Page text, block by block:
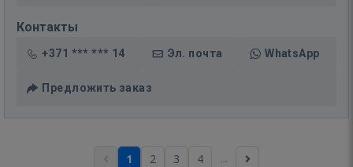
Контакты
+371 *** *** 14 Эл. почта WhatsApp
Предложить заказ
1 2 3 4 ...